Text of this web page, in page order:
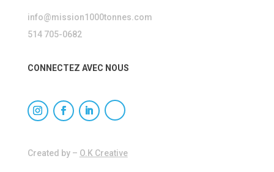
info@mission1000tonnes.com
514 705-0682
CONNECTEZ AVEC NOUS
Created by – O.K Creative